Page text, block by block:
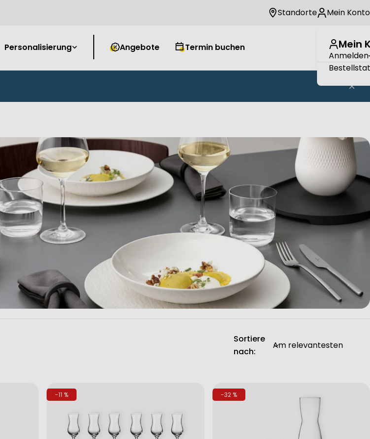
Standorte Mein Konto
Mein
Anmelden
Personalisierung Angebote Termin buchen
Sortiere
nach:
-11 % -32 %